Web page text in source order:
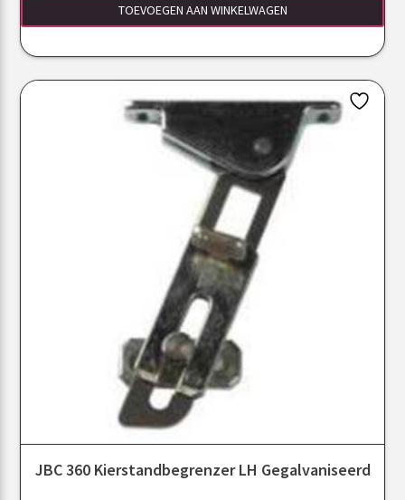
TOEVOEGEN AAN WINKELWAGEN
JBC 360 Kierstandbegrenzer LH Gegalvaniseerd